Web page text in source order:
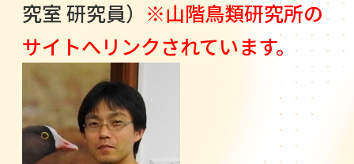
究室 研究員） ※山階鳥類研究所の
サイトへリンクされています。